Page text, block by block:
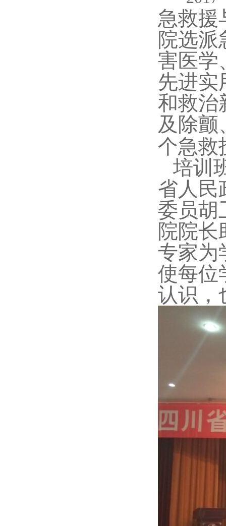
急救援
院选
害医学
先进实
和救治
及除颤
个急救
培训
省人民
委员胡
院院
专家为
使每位
认识，